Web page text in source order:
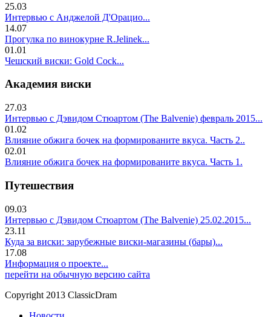
25.03
Интервью с Анджелой Д'Орацио...
14.07
Прогулка по винокурне R.Jelinek...
01.01
Чешский виски: Gold Cock...
Академия виски
27.03
Интервью с Дэвидом Стюартом (The Balvenie) февраль 2015...
01.02
Влияние обжига бочек на формированите вкуса. Часть 2..
02.01
Влияние обжига бочек на формированите вкуса. Часть 1.
Путешествия
09.03
Интервью с Дэвидом Стюартом (The Balvenie) 25.02.2015...
23.11
Куда за виски: зарубежные виски-магазины (бары)...
17.08
Информация о проекте...
перейти на обычную версию сайта
Copyright 2013 ClassicDram